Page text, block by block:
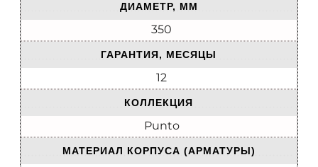
ДИАМЕТР, ММ
350
ГАРАНТИЯ, МЕСЯЦЫ
12
КОЛЛЕКЦИЯ
Punto
МАТЕРИАЛ КОРПУСА (АРМАТУРЫ)